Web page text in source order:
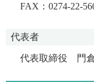
FAX：0274-22-
代表者
代表取締役 門